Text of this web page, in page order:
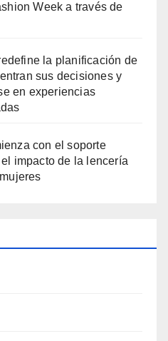
Week a través de
la planificación de
sus decisiones y
en experiencias
con el soporte
impacto de la lencería